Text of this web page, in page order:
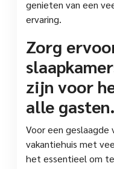
genieten van een
ervaring.
Zorg
zijn voor
alle gasten.
Voor een geslaagde
vakantiehuis met
het essentieel om